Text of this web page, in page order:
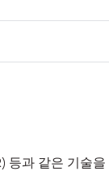
등과 같은 기술을